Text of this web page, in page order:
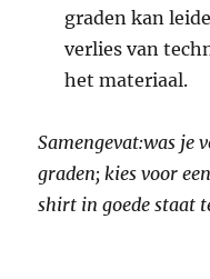
graden kan
verlies van
het materiaal.
Samengevat:was je
graden; kies voor
shirt in goede staat